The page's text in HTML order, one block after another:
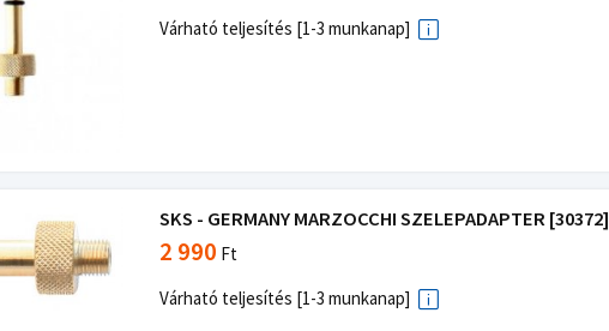
Várható teljesítés [1-3 munkanap]
SKS - GERMANY MARZOCCHI SZELEPADAPTER [30372]
2 990 Ft
Várható teljesítés [1-3 munkanap]